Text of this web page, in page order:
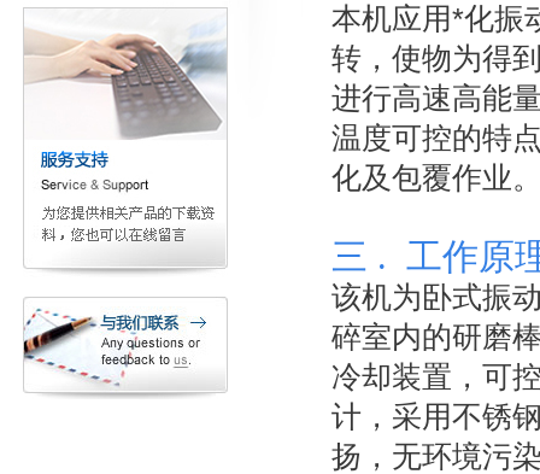
本机应用*化振
转，使物为得
进行高速高能
温度可控的特
化及包覆作业
三 . 工作原
该机为卧式振
碎室内的研磨
冷却装置，可
计，采用不锈
扬，无环境污